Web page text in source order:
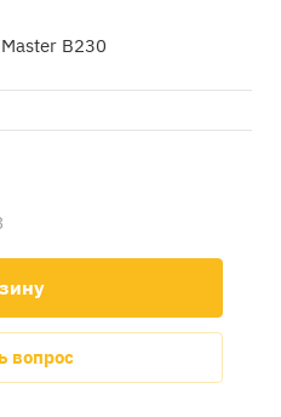
Master B230
вопрос